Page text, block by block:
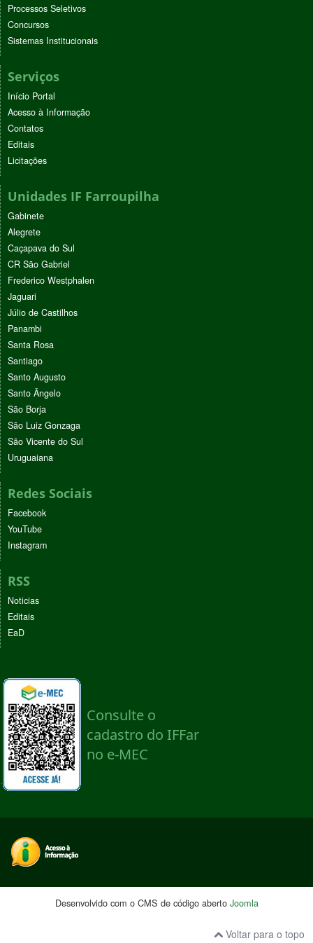
Processos Seletivos
Concursos
Sistemas Institucionais
Serviços
Início Portal
Acesso à Informação
Contatos
Editais
Licitações
Unidades IF Farroupilha
Gabinete
Alegrete
Caçapava do Sul
CR São Gabriel
Frederico Westphalen
Jaguari
Júlio de Castilhos
Panambi
Santa Rosa
Santiago
Santo Augusto
Santo Ângelo
São Borja
São Luiz Gonzaga
São Vicente do Sul
Uruguaiana
Redes Sociais
Facebook
YouTube
Instagram
RSS
Noticias
Editais
EaD
Desenvolvido com o CMS de código aberto Joomla
Voltar para o topo